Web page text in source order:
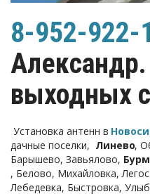
8-952-922-
выходных
Установка антенн в
дачные поселки, Линево,
Барышево, Завьялово,
, Белово, Михайловка,
Лебедевка, Быстровка,